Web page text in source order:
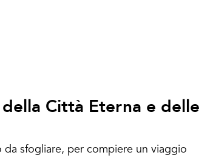
Città Eterna e delle
sfogliare, per compiere un viaggio